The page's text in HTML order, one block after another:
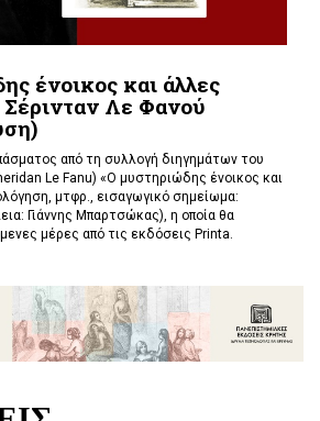
ένοικος και άλλες
Σέρινταν Λε Φανού
από τη συλλογή διηγημάτων του
Le Fanu) «Ο μυστηριώδης ένοικος και
μτφρ., εισαγωγικό σημείωμα:
Γιάννης Μπαρτσώκας), η οποία θα
μέρες από τις εκδόσεις Printa.